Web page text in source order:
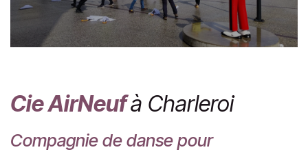
Cie AirNeufà Charleroi
Compagnie de danse pour